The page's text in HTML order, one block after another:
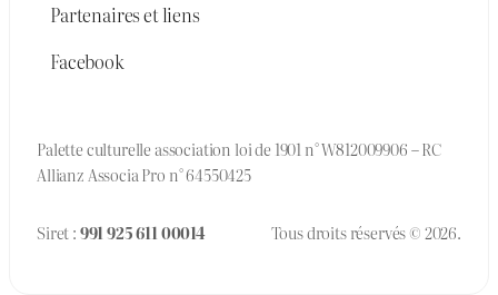
Partenaires et liens
Facebook
Palette culturelle association loi de 1901 n° W812009906 – RC
Allianz Associa Pro n° 64550425
Siret :991 925 611 00014 Tous droits réservés © 2026.